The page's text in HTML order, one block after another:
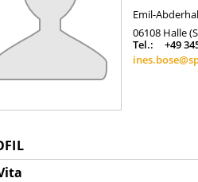
Emil-
06108 Halle
Tel.:
+49